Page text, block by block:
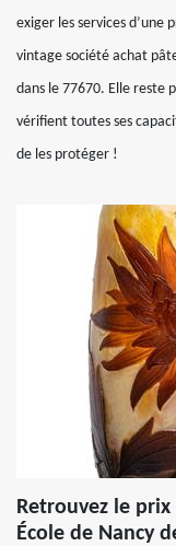
exiger les services d’une
vintage société achat
dans le 77670. Elle reste
vérifient toutes ses
de les protéger !
Retrouvez le
École de Nancy